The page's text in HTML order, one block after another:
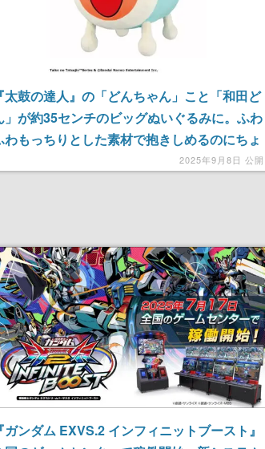
『太鼓の達人』の「どんちゃん」こと「和田ど
」が約35センチのビッグぬいぐるみに。ふわ
わもっちりとした素材で抱きしめるのにちょ
うどいいサイズのぬいぐるみ。全国のナムコと
2025年9月8日 公開
『ガンダム EXVS.2 インフィニットブースト』